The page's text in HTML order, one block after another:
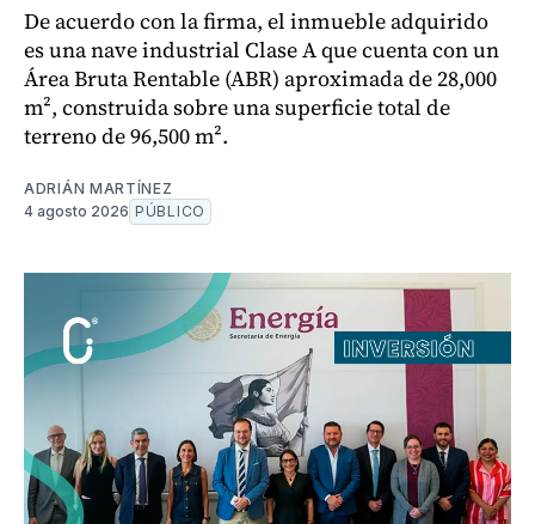
De acuerdo con la firma, el inmueble adquirido
es una nave industrial Clase A que cuenta con un
Área Bruta Rentable (ABR) aproximada de 28,000
m², construida sobre una superficie total de
terreno de 96,500 m².
ADRIÁN MARTÍNEZ
4 agosto 2026 PÚBLICO